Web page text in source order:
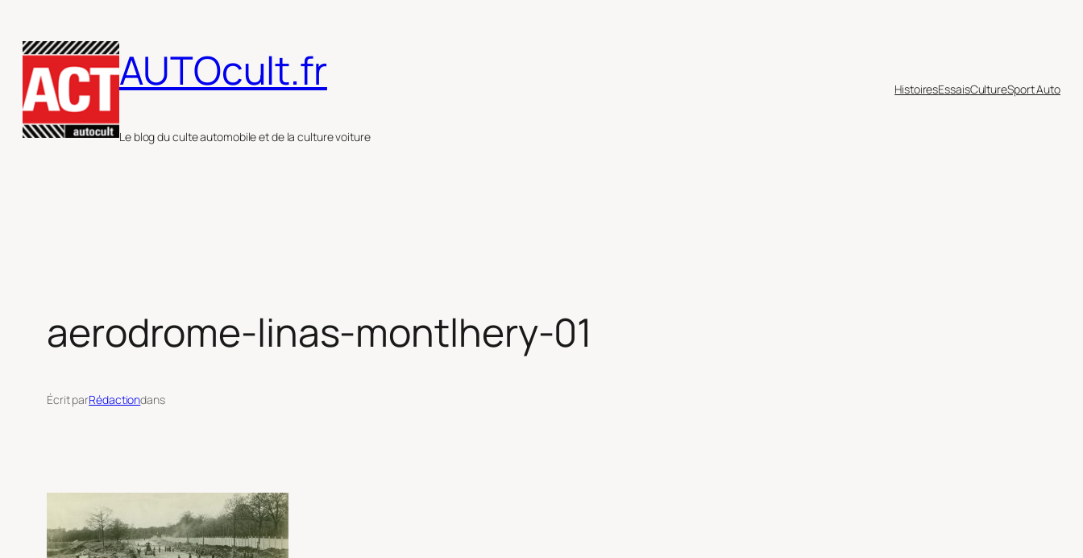
au
contenu
AUTOcult.fr
Le blog du culte automobile et de la culture voiture
HistoiresEssaisCultureSport Auto
aerodrome-linas-montlhery-01
Écrit parRédactiondans